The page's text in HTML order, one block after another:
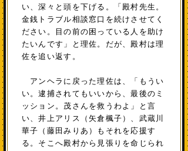
い、深々と頭を下げる。「殿村先生。
金銭トラブル相談窓口を続けさせてく
ださい。目の前の困っている人を助け
たいんです」と理佐。だが、殿村は理
佐を追い返す。
アンヘラに戻った理佐は、「もうい
い。逮捕されてもいいから、最後のミ
ッション。茂さんを救うわよ」と言
い、井上アリス（矢倉楓子）、武蔵川
華子（藤田みりあ）もそれを応援す
る。そこへ殿村から見張りを命じられ